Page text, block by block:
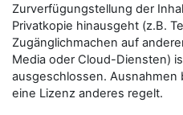
Zurverfügungstellung der
Privatkopie hinausgeht (z.B.
Zugänglichmachen auf
Media oder Cloud-Diensten)
ausgeschlossen.
eine Lizenz anderes regelt.